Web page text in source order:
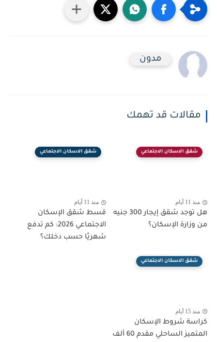
مدون
مقالات قد تهمك
شقق الاسكان الاجتماعي
منذ 11 أيام
هل توجد شقق إيجار 300 جنيه
من وزارة الإسكان؟
شقق الاسكان الاجتماعي
منذ 11 أيام
قسط شقق الإسكان
الاجتماعي 2026: كم تدفع
شهريًا حسب دخلك؟
شقق الاسكان الاجتماعي
منذ 15 أيام
كراسة شروط الإسكان
المتميز الساحلي مقدم 60 ألف